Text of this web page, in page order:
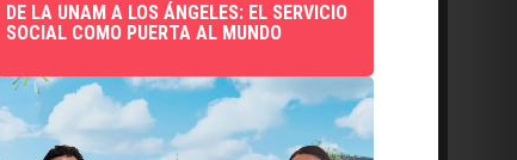
DE LA UNAM A LOS ÁNGELES: EL SERVICIO
SOCIAL COMO PUERTA AL MUNDO